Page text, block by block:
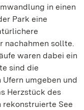
in einen
Park eine
nachahmen sollte.
waren dabei ein
sind die
umgeben und
Herzstück des
See